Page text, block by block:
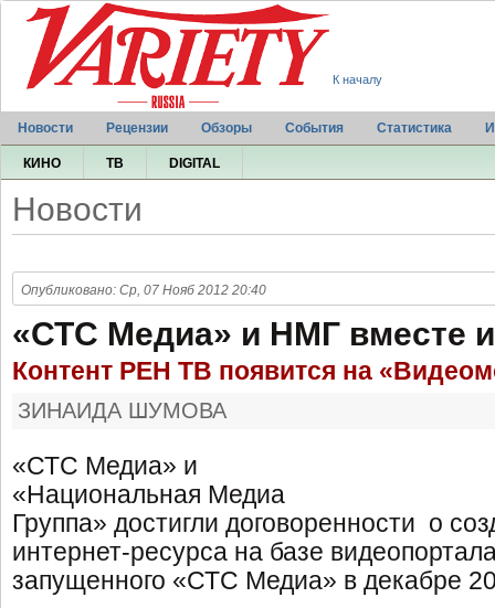
К началу
Новости Рецензии Обзоры События Статистика
КИНО ТВ DIGITAL
Новости
Опубликовано: Ср, 07 Нояб 2012 20:40
«СТС Медиа» и НМГ вместе
Контент РЕН ТВ появится на
ЗИНАИДА ШУМОВА
«СТС Медиа» и
«Национальная Медиа
Группа» достигли договоренности о
интернет-ресурса на базе
запущенного «СТС Медиа» в декабре